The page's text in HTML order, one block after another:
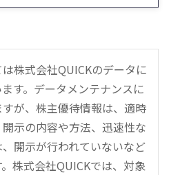
株式会社QUICKのデータに
す。データメンテナンスに
が、株主優待情報は、適時
示の内容や方法、迅速性な
開示が行われていないなど
株式会社QUICKでは、対象